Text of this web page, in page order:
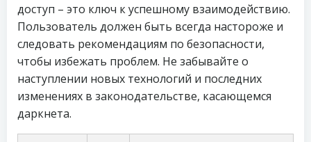
доступ – это ключ к успешному взаимодействию.
Пользователь должен быть всегда настороже и
следовать рекомендациям по безопасности,
чтобы избежать проблем. Не забывайте о
наступлении новых технологий и последних
изменениях в законодательстве, касающемся
даркнета.